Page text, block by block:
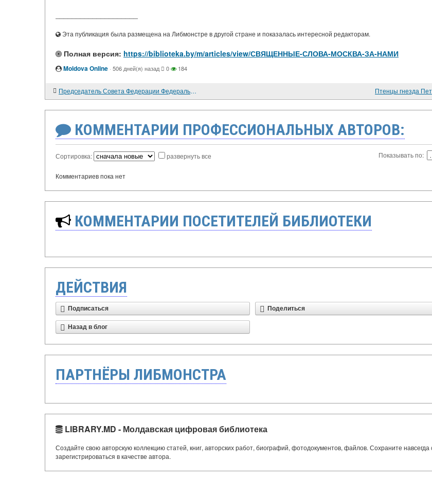
Эта публикация была размещена на Либмонстре в другой стране и показалась интересной редакторам.
Полная версия: https://biblioteka.by/m/articles/view/СВЯЩЕННЫЕ-СЛОВА-МОСКВА-ЗА-НАМИ
Moldova Online · 506 дней(я) назад 0 184
Председатель Совета Федерации Федерального Собрания Российской Федерации Егор Строев: "Без армии не будет и России" Птенцы гнезда
КОММЕНТАРИИ ПРОФЕССИОНАЛЬНЫХ АВТОРОВ:
Сортировка: развернуть все Показывать по:
Комментариев пока нет
КОММЕНТАРИИ ПОСЕТИТЕЛЕЙ БИБЛИОТЕКИ
ДЕЙСТВИЯ
Подписаться Поделиться
Назад в блог
ПАРТНЁРЫ ЛИБМОНСТРА
LIBRARY.MD - Молдавская цифровая библиотека
Создайте свою авторскую коллекцию статей, книг, авторских работ, биографий, фотодокументов, файлов. Сохраните
зарегистрироваться в качестве автора.